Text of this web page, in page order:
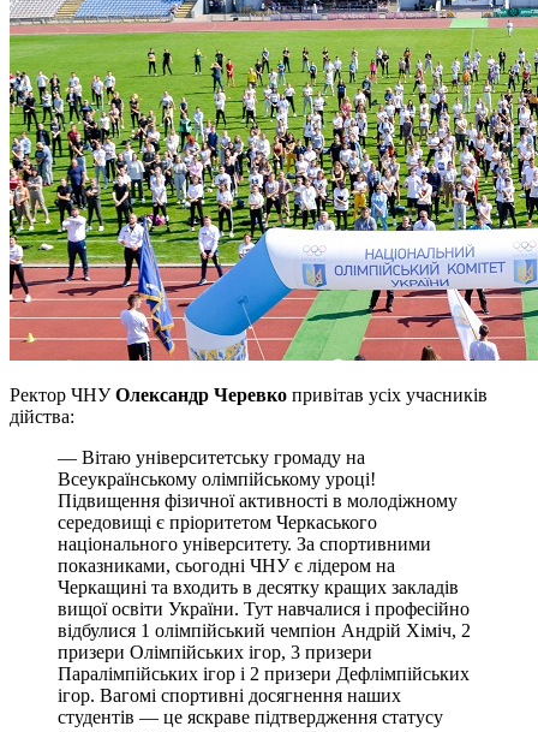
Ректор ЧНУОлександр Черевко привітав усіх учасників
дійства:
— Вітаю університетську громаду на
Всеукраїнському олімпійському уроці!
Підвищення фізичної активності в молодіжному
середовищі є пріоритетом Черкаського
національного університету. За спортивними
показниками, сьогодні ЧНУ є лідером на
Черкащині та входить в десятку кращих закладів
вищої освіти України. Тут навчалися і професійно
відбулися 1 олімпійський чемпіон Андрій Хіміч, 2
призери Олімпійських ігор, 3 призери
Паралімпійських ігор і 2 призери Дефлімпійських
ігор. Вагомі спортивні досягнення наших
студентів — це яскраве підтвердження статусу